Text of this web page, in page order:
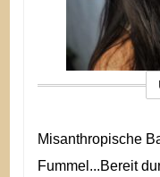
Misanthropische
Fummel...Bereit